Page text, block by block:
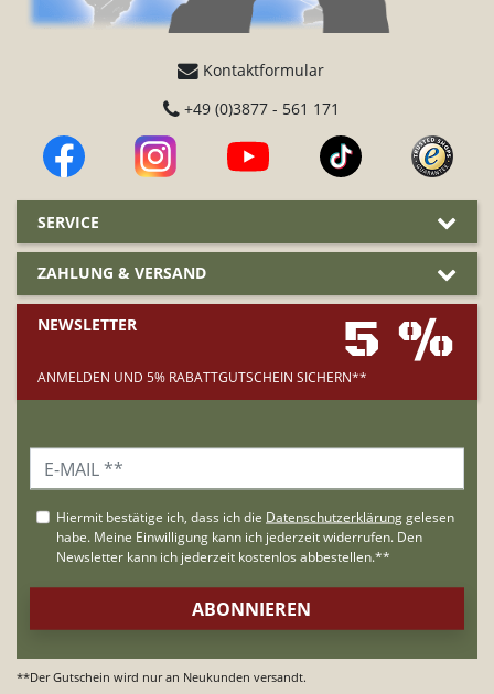
Kontaktformular
+49 (0)3877 - 561 171
SERVICE
ZAHLUNG & VERSAND
NEWSLETTER 5 %
ANMELDEN UND 5% RABATTGUTSCHEIN SICHERN**
**Der Gutschein wird nur an Neukunden versandt.